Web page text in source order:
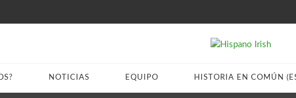
NOTICIAS EQUIPO HISTORIA EN COMÚN